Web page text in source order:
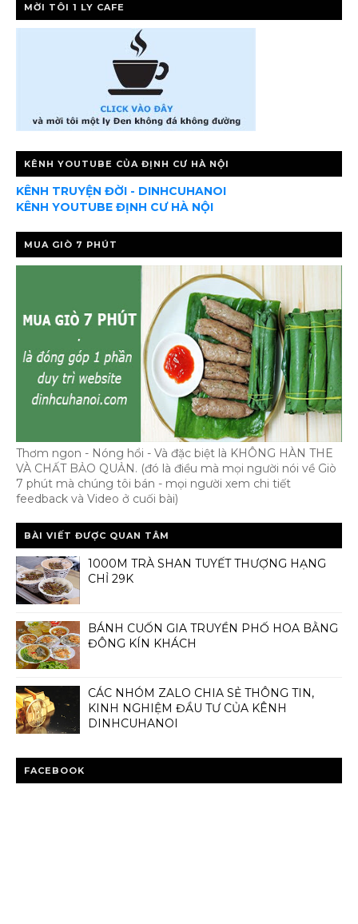
MỜI TÔI 1 LY CAFE
KÊNH YOUTUBE CỦA ĐỊNH CƯ HÀ NỘI
KÊNH TRUYỆN ĐỜI - DINHCUHANOI
KÊNH YOUTUBE ĐỊNH CƯ HÀ NỘI
MUA GIÒ 7 PHÚT
Thơm ngon - Nóng hổi - Và đặc biệt là KHÔNG HÀN THE
VÀ CHẤT BẢO QUẢN. (đó là điều mà mọi người nói về Giò
7 phút mà chúng tôi bán - mọi người xem chi tiết
feedback và Video ở cuối bài)
BÀI VIẾT ĐƯỢC QUAN TÂM
1000M TRÀ SHAN TUYẾT THƯỢNG HẠNG
CHỈ 29K
BÁNH CUỐN GIA TRUYỀN PHỐ HOA BẰNG
ĐÔNG KÍN KHÁCH
CÁC NHÓM ZALO CHIA SẺ THÔNG TIN,
KINH NGHIỆM ĐẦU TƯ CỦA KÊNH
DINHCUHANOI
FACEBOOK